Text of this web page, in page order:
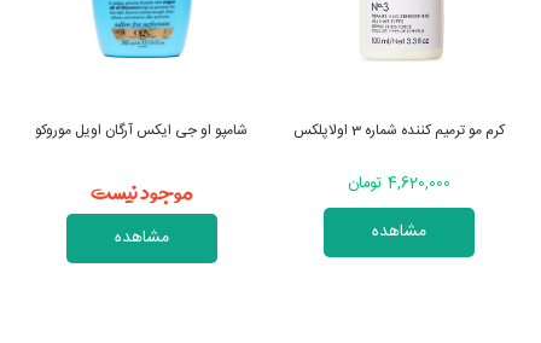
شامپو او جی ایکس آرگان اویل موروکو
موجود نیست
مشاهده
شامپو بیوتین کلاژن اوجی ایکس
موجود نیست
مشاهده